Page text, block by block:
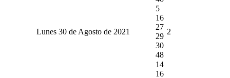
Lunes 30 de Agosto de 2021
5
16
27
29
30
48
2
14
16